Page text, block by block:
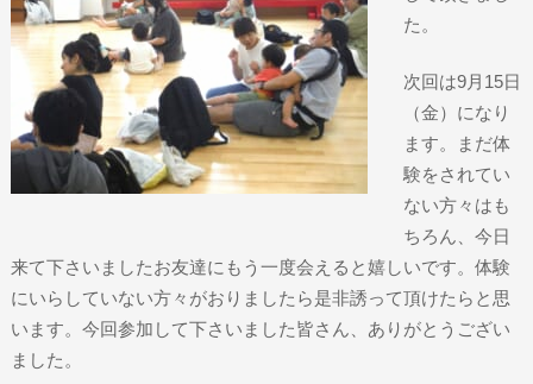
た。
次回は9月15日
（金）になり
ます。まだ体
験をされてい
ない方々はも
ちろん、今日
来て下さいましたお友達にもう一度会えると嬉しいです。体験
にいらしていない方々がおりましたら是非誘って頂けたらと思
います。今回参加して下さいました皆さん、ありがとうござい
ました。